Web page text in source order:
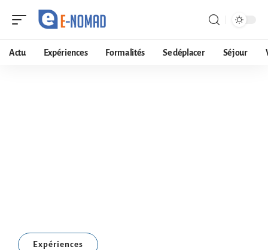
Actu Expériences Formalités Se déplacer Séjour
Expériences